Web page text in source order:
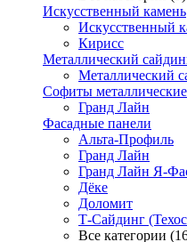
Искусственный камень
Искусственный
Кирисс
Металлический
Металлический
Софиты металлические
Гранд Лайн
Фасадные панели
Альта-Профиль
Гранд Лайн
Гранд Лайн Я-
Дёке
Доломит
Т-Сайдинг
Все категории